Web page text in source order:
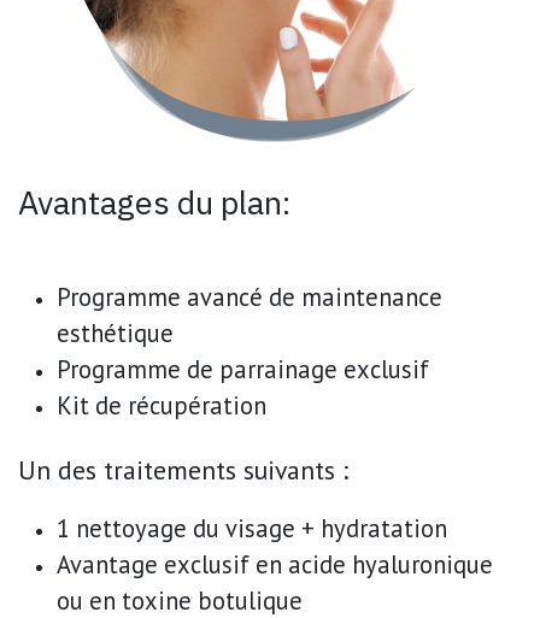
Avantages du plan:
Programme avancé de maintenance
esthétique
Programme de parrainage exclusif
Kit de récupération
Un des traitements suivants :
1 nettoyage du visage + hydratation
Avantage exclusif en acide hyaluronique
ou en toxine botulique